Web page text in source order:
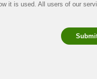
it is used. All users of our